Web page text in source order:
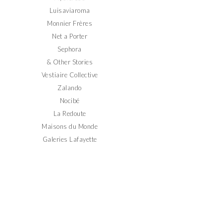
Luisaviaroma
Monnier Frères
Net a Porter
Sephora
& Other Stories
Vestiaire Collective
Zalando
Nocibé
La Redoute
Maisons du Monde
Galeries Lafayette